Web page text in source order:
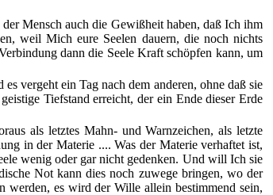
Mensch auch die Gewißheit haben, daß Ich ihm
weil Mich eure Seelen dauern, die noch nichts
dann die Seele Kraft schöpfen kann, um
vergeht ein Tag nach dem anderen, ohne daß sie
Tiefstand erreicht, der ein Ende dieser Erde
als letztes Mahn- und Warnzeichen, als letzte
in der Materie .... Was der Materie verhaftet ist,
wenig oder gar nicht gedenken. Und will Ich sie
Not kann dies noch zuwege bringen, wo der
es wird der Wille allein bestimmend sein,